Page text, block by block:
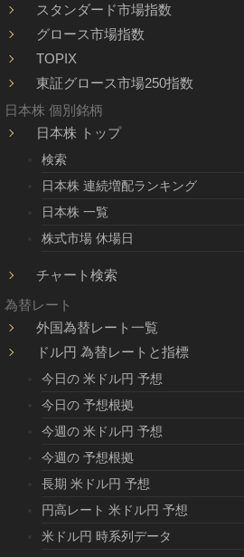
スタンダード市場指数
グロース市場指数
TOPIX
東証グロース市場250指数
日本株 個別銘柄
日本株 トップ
検索
日本株 連続増配ランキング
日本株 一覧
株式市場 休場日
チャート検索
為替レート
外国為替レート一覧
ドル円 為替レートと指標
今日の 米ドル円 予想
今日の 予想根拠
今週の 米ドル円 予想
今週の 予想根拠
長期 米ドル円 予想
円高レート 米ドル円 予想
米ドル円 時系列データ